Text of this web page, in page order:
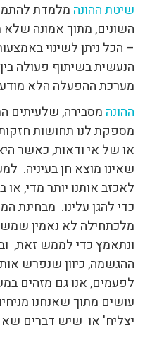
שיטת ההונהמלמדת
השונים, מתוך אמונה שלא
– הכל ניתן לשינוי
הנעשית בשיתוף פעולה
מערכת ההפעלה הלא
ההונהמסבירה, שלעיתים
מספקת לנו תחושות
או של אי ודאות, כאשר
שאינו מוצא חן בעיניה.
לאכזב אותנו יותר מדי,
כדי להגן עלינו. מבחינת
מלכתחילה לא נאמין
ונתאמץ כדי לממש זאת,
ההגשמה, כיוון שנפרש
לפעמים, אנו גם מזהים
עושים מתוך שאנחנו
יצליח' או שיש דברים